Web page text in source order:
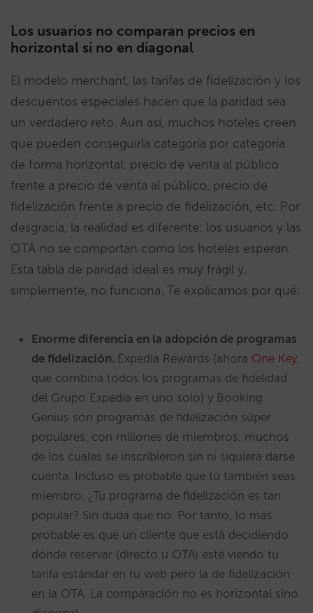
Los usuarios no comparan precios en
horizontal si no en diagonal
El modelo merchant, las tarifas de fidelización y los
descuentos especiales hacen que la paridad sea
un verdadero reto. Aun así, muchos hoteles creen
que pueden conseguirla categoría por categoría
de forma horizontal: precio de venta al público
frente a precio de venta al público, precio de
fidelización frente a precio de fidelización, etc. Por
desgracia, la realidad es diferente: los usuarios y las
OTA no se comportan como los hoteles esperan.
Esta tabla de paridad ideal es muy frágil y,
simplemente, no funciona. Te explicamos por qué:
Enorme diferencia en la adopción de programas
de fidelización. Expedia Rewards (ahora One Key,
que combina todos los programas de fidelidad
del Grupo Expedia en uno solo) y Booking
Genius son programas de fidelización súper
populares, con millones de miembros, muchos
de los cuales se inscribieron sin ni siquiera darse
cuenta. Incluso es probable que tú también seas
miembro. ¿Tu programa de fidelización es tan
popular? Sin duda que no. Por tanto, lo más
probable es que un cliente que está decidiendo
dónde reservar (directo u OTA) esté viendo tu
tarifa estándar en tu web pero la de fidelización
en la OTA. La comparación no es horizontal sino